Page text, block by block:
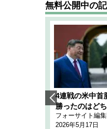
無料公開中の
4連戦の米中首
勝ったのはど
フォーサイト編
2026年5月17日